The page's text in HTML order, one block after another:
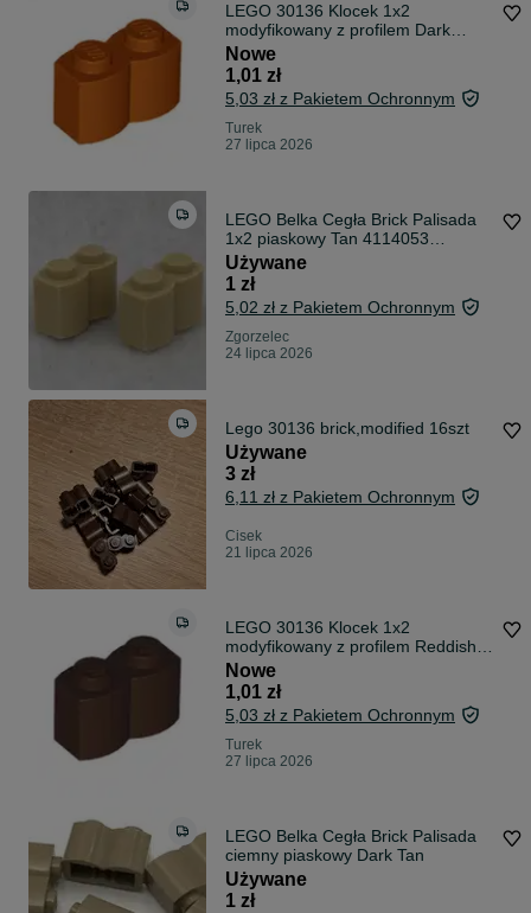
LEGO 30136 Klocek 1x2
modyfikowany z profilem Dark
Orange 1szt.
Nowe
1,01 zł
5,03 zł z Pakietem Ochronnym
Turek
27 lipca 2026
LEGO Belka Cegła Brick Palisada
1x2 piaskowy Tan 4114053
4218749 30136
Używane
1 zł
5,02 zł z Pakietem Ochronnym
Zgorzelec
24 lipca 2026
Lego 30136 brick,modified 16szt
Używane
3 zł
6,11 zł z Pakietem Ochronnym
Cisek
21 lipca 2026
LEGO 30136 Klocek 1x2
modyfikowany z profilem Reddish
Brown 1szt.
Nowe
1,01 zł
5,03 zł z Pakietem Ochronnym
Turek
27 lipca 2026
LEGO Belka Cegła Brick Palisada
ciemny piaskowy Dark Tan
Używane
1 zł